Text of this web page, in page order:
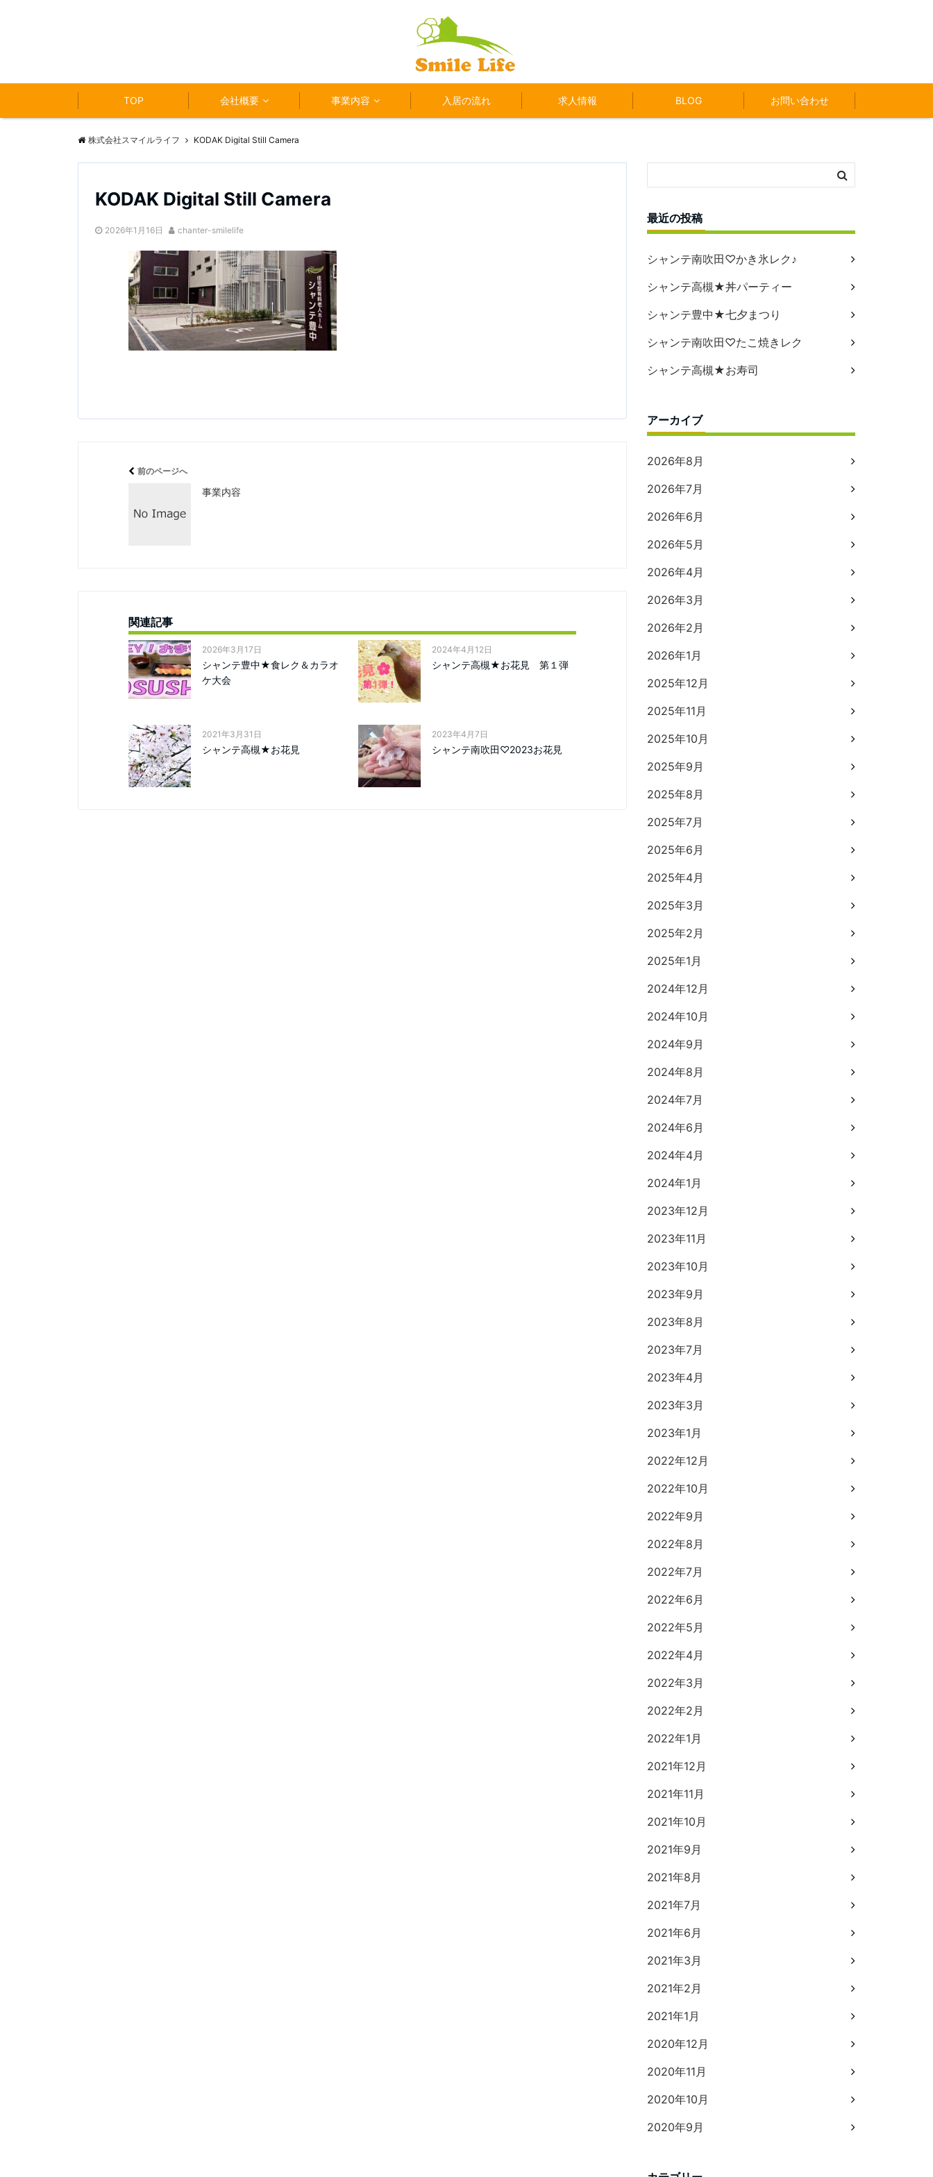
TOP 会社概要 事業内容 入居の流れ 求人情報 BLOG お問い合わせ
株式会社スマイルライフ KODAK Digital Still Camera
KODAK Digital Still Camera
2026年1月16日 chanter-smilelife
前のページへ
事業内容
関連記事
2026年3月17日
シャンテ豊中★食レク＆カラオ
ケ大会
2024年4月12日
シャンテ高槻★お花見 第１弾
2021年3月31日
シャンテ高槻★お花見
2023年4月7日
シャンテ南吹田♡2023お花見
最近の投稿
シャンテ南吹田♡かき氷レク♪
シャンテ高槻★丼パーティー
シャンテ豊中★七夕まつり
シャンテ南吹田♡たこ焼きレク
シャンテ高槻★お寿司
アーカイブ
2026年8月
2026年7月
2026年6月
2026年5月
2026年4月
2026年3月
2026年2月
2026年1月
2025年12月
2025年11月
2025年10月
2025年9月
2025年8月
2025年7月
2025年6月
2025年4月
2025年3月
2025年2月
2025年1月
2024年12月
2024年10月
2024年9月
2024年8月
2024年7月
2024年6月
2024年4月
2024年1月
2023年12月
2023年11月
2023年10月
2023年9月
2023年8月
2023年7月
2023年4月
2023年3月
2023年1月
2022年12月
2022年10月
2022年9月
2022年8月
2022年7月
2022年6月
2022年5月
2022年4月
2022年3月
2022年2月
2022年1月
2021年12月
2021年11月
2021年10月
2021年9月
2021年8月
2021年7月
2021年6月
2021年3月
2021年2月
2021年1月
2020年12月
2020年11月
2020年10月
2020年9月